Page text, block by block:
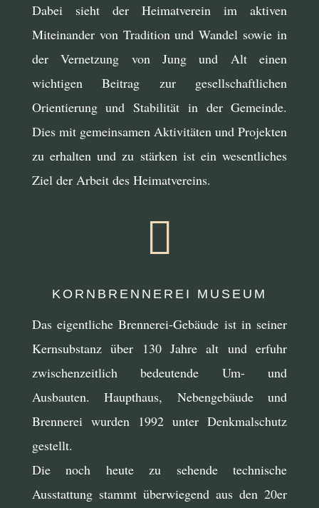
Dabei sieht der Heimatverein im aktiven
Miteinander von Tradition und Wandel sowie in
der Vernetzung von Jung und Alt einen
wichtigen Beitrag zur gesellschaftlichen
Orientierung und Stabilität in der Gemeinde.
Dies mit gemeinsamen Aktivitäten und Projekten
zu erhalten und zu stärken ist ein wesentliches
Ziel der Arbeit des Heimatvereins.

KORNBRENNEREI MUSEUM
Das eigentliche Brennerei-Gebäude ist in seiner
Kernsubstanz über 130 Jahre alt und erfuhr
zwischenzeitlich bedeutende Um- und
Ausbauten. Haupthaus, Nebengebäude und
Brennerei wurden 1992 unter Denkmalschutz
gestellt.
Die noch heute zu sehende technische
Ausstattung stammt überwiegend aus den 20er